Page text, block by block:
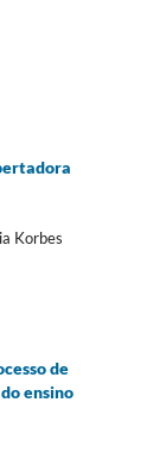
Korbes
de
ensino